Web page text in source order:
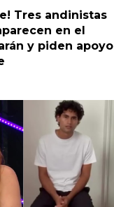
Tres andinistas
en el
y piden apoyo